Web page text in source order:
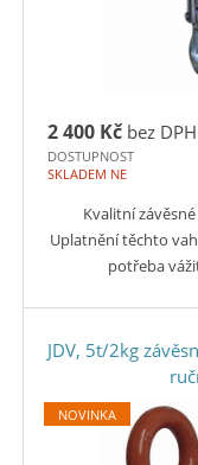
2 400 Kč bez DPH
DOSTUPNOST
SKLADEM NE
Kvalitní
Uplatnění těchto
potřeba
JDV, 5t/2kg
NOVINKA